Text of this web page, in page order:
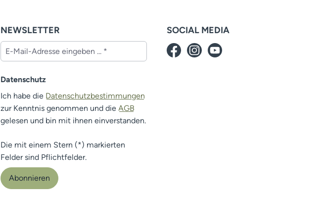
NEWSLETTER
Datenschutz
Ich habe die Datenschutzbestimmungen
zur Kenntnis genommen und die AGB
gelesen und bin mit ihnen einverstanden.
Die mit einem Stern (*) markierten
Felder sind Pflichtfelder.
Abonnieren
SOCIAL MEDIA